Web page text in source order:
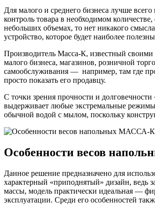
Для малого и среднего бизнеса лучше
контроль товара в необходимом
небольших объемах, то нет никакого
устройство, которое будет наиболее
Производитель Масса-К, известный
малого бизнеса, магазинов, розничной
самообслуживания — например, там где
просто показать его продавцу.
С точки зрения прочности и
выдерживает любые экстремальные режимы
обычной водой с мылом, поскольку
Особенности весов
Данное решение предназначено для
характерный «приподнятый» дизайн, ведь
массы, модель практически идеальная —
эксплуатации. Среди его особенностей